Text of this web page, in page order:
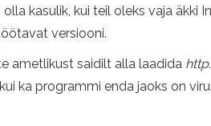
kasulik, kui teil oleks vaja äkki
versiooni.
ametlikust saidilt alla laadida
ka programmi enda jaoks on